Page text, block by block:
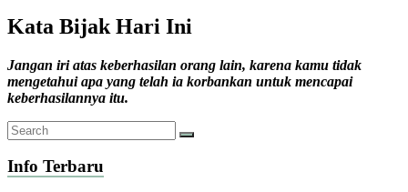
Kata Bijak Hari Ini
Jangan iri atas keberhasilan orang lain, karena kamu tidak
mengetahui apa yang telah ia korbankan untuk mencapai
keberhasilannya itu.
Info Terbaru